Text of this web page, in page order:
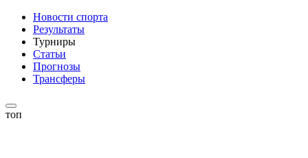
Новости спорта
Результаты
Турниры
Статьи
Прогнозы
Трансферы
топ